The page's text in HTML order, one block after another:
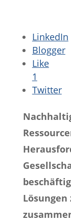
LinkedIn
Blogger
Like
1
Twitter